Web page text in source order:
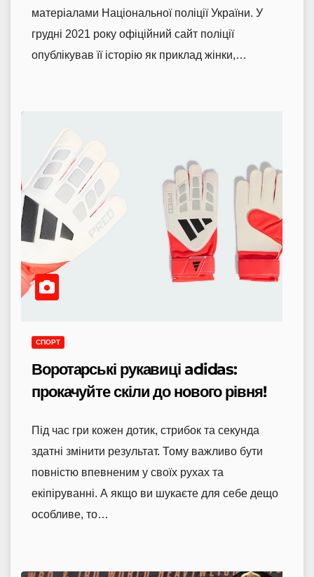
матеріалами Національної поліції України. У
грудні 2021 року офіційний сайт поліції
опублікував її історію як приклад жінки,…
СПОРТ
Воротарські рукавиці adidas:
прокачуйте скіли до нового рівня!
Під час гри кожен дотик, стрибок та секунда
здатні змінити результат. Тому важливо бути
повністю впевненим у своїх рухах та
екіпіруванні. А якщо ви шукаєте для себе дещо
особливе, то…